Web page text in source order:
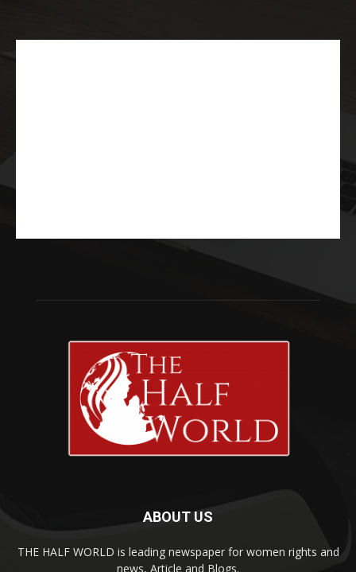
ABOUT US
THE HALF WORLD is leading newspaper for women rights and
news, Article and Blogs.